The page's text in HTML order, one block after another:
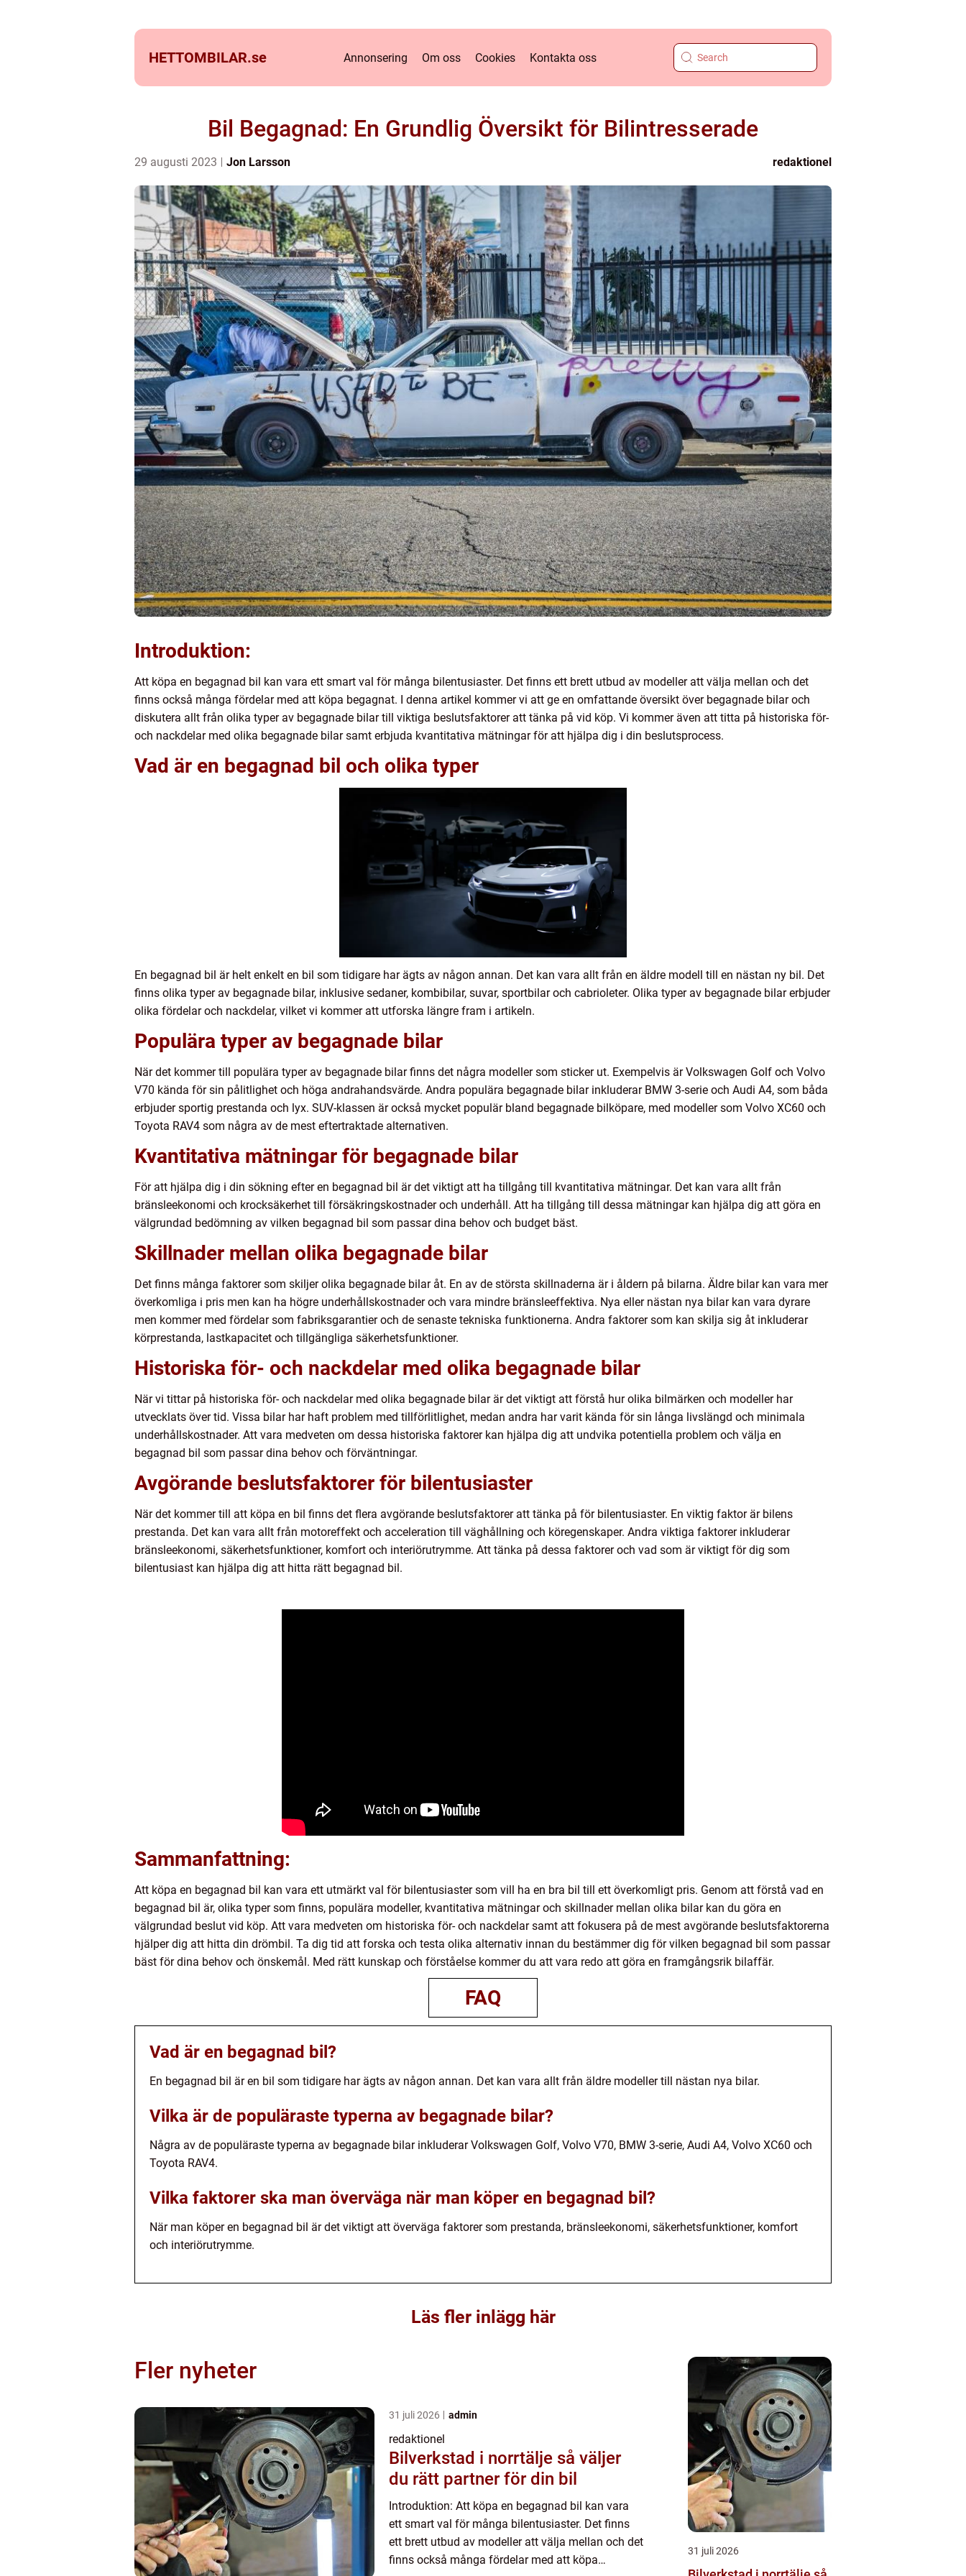
HETTOMBILAR.se Annonsering Om oss Cookies Kontakta oss
Bil Begagnad: En Grundlig Översikt för Bilintresserade
29 augusti 2023 Jon Larsson redaktionel
Introduktion:
Att köpa en begagnad bil kan vara ett smart val för många bilentusiaster. Det finns ett brett utbud av modeller att välja mellan och det
finns också många fördelar med att köpa begagnat. I denna artikel kommer vi att ge en omfattande översikt över begagnade bilar och
diskutera allt från olika typer av begagnade bilar till viktiga beslutsfaktorer att tänka på vid köp. Vi kommer även att titta på historiska för-
och nackdelar med olika begagnade bilar samt erbjuda kvantitativa mätningar för att hjälpa dig i din beslutsprocess.
Vad är en begagnad bil och olika typer
En begagnad bil är helt enkelt en bil som tidigare har ägts av någon annan. Det kan vara allt från en äldre modell till en nästan ny bil. Det
finns olika typer av begagnade bilar, inklusive sedaner, kombibilar, suvar, sportbilar och cabrioleter. Olika typer av begagnade bilar erbjuder
olika fördelar och nackdelar, vilket vi kommer att utforska längre fram i artikeln.
Populära typer av begagnade bilar
När det kommer till populära typer av begagnade bilar finns det några modeller som sticker ut. Exempelvis är Volkswagen Golf och Volvo
V70 kända för sin pålitlighet och höga andrahandsvärde. Andra populära begagnade bilar inkluderar BMW 3-serie och Audi A4, som båda
erbjuder sportig prestanda och lyx. SUV-klassen är också mycket populär bland begagnade bilköpare, med modeller som Volvo XC60 och
Toyota RAV4 som några av de mest eftertraktade alternativen.
Kvantitativa mätningar för begagnade bilar
För att hjälpa dig i din sökning efter en begagnad bil är det viktigt att ha tillgång till kvantitativa mätningar. Det kan vara allt från
bränsleekonomi och krocksäkerhet till försäkringskostnader och underhåll. Att ha tillgång till dessa mätningar kan hjälpa dig att göra en
välgrundad bedömning av vilken begagnad bil som passar dina behov och budget bäst.
Skillnader mellan olika begagnade bilar
Det finns många faktorer som skiljer olika begagnade bilar åt. En av de största skillnaderna är i åldern på bilarna. Äldre bilar kan vara mer
överkomliga i pris men kan ha högre underhållskostnader och vara mindre bränsleeffektiva. Nya eller nästan nya bilar kan vara dyrare
men kommer med fördelar som fabriksgarantier och de senaste tekniska funktionerna. Andra faktorer som kan skilja sig åt inkluderar
körprestanda, lastkapacitet och tillgängliga säkerhetsfunktioner.
Historiska för- och nackdelar med olika begagnade bilar
När vi tittar på historiska för- och nackdelar med olika begagnade bilar är det viktigt att förstå hur olika bilmärken och modeller har
utvecklats över tid. Vissa bilar har haft problem med tillförlitlighet, medan andra har varit kända för sin långa livslängd och minimala
underhållskostnader. Att vara medveten om dessa historiska faktorer kan hjälpa dig att undvika potentiella problem och välja en
begagnad bil som passar dina behov och förväntningar.
Avgörande beslutsfaktorer för bilentusiaster
När det kommer till att köpa en bil finns det flera avgörande beslutsfaktorer att tänka på för bilentusiaster. En viktig faktor är bilens
prestanda. Det kan vara allt från motoreffekt och acceleration till väghållning och köregenskaper. Andra viktiga faktorer inkluderar
bränsleekonomi, säkerhetsfunktioner, komfort och interiörutrymme. Att tänka på dessa faktorer och vad som är viktigt för dig som
bilentusiast kan hjälpa dig att hitta rätt begagnad bil.
Sammanfattning:
Att köpa en begagnad bil kan vara ett utmärkt val för bilentusiaster som vill ha en bra bil till ett överkomligt pris. Genom att förstå vad en
begagnad bil är, olika typer som finns, populära modeller, kvantitativa mätningar och skillnader mellan olika bilar kan du göra en
välgrundad beslut vid köp. Att vara medveten om historiska för- och nackdelar samt att fokusera på de mest avgörande beslutsfaktorerna
hjälper dig att hitta din drömbil. Ta dig tid att forska och testa olika alternativ innan du bestämmer dig för vilken begagnad bil som passar
bäst för dina behov och önskemål. Med rätt kunskap och förståelse kommer du att vara redo att göra en framgångsrik bilaffär.
FAQ
Vad är en begagnad bil?
En begagnad bil är en bil som tidigare har ägts av någon annan. Det kan vara allt från äldre modeller till nästan nya bilar.
Vilka är de populäraste typerna av begagnade bilar?
Några av de populäraste typerna av begagnade bilar inkluderar Volkswagen Golf, Volvo V70, BMW 3-serie, Audi A4, Volvo XC60 och
Toyota RAV4.
Vilka faktorer ska man överväga när man köper en begagnad bil?
När man köper en begagnad bil är det viktigt att överväga faktorer som prestanda, bränsleekonomi, säkerhetsfunktioner, komfort
och interiörutrymme.
Läs fler inlägg här
Fler nyheter
31 juli 2026 admin
redaktionel
Bilverkstad i norrtälje så väljer
du rätt partner för din bil
Introduktion: Att köpa en begagnad bil kan vara
ett smart val för många bilentusiaster. Det finns
ett brett utbud av modeller att välja mellan och det
finns också många fördelar med att köpa
31 juli 2026